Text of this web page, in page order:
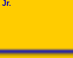
Jr.